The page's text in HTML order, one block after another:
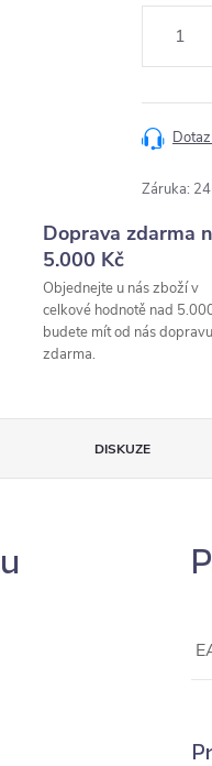
Záruka: 24
Doprava zdarma
5.000 Kč
Objednejte u nás zboží v
celkové hodnotě nad
budete mít od nás dopravu
zdarma.
DISKUZE